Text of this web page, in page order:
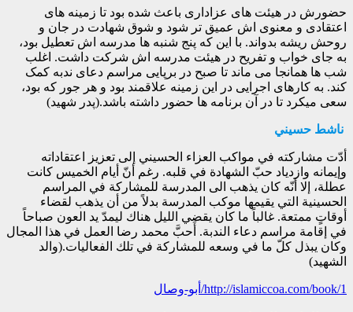
حضورش در هیئت های عزاداری باعث شده بود تا زمینه های
اعتقادی و معنوی اش عمیق تر شود و شوق شهادت در جان و
روحش ریشه بدواند. با این که پنج شنبه ها مدرسه اش تعطیل بود،
به جای خواب و تفریح در هیئت مدرسه اش شرکت داشت. اغلب
شب ها همانجا می ماند تا صبح در برپایی مراسم دعای ندبه کمک
کند. به کارهای اجرایی در این زمینه علاقمند بود و هر جور که بود،
سعی میکرد تا در آن برنامه ها حضور داشته باشد.(پدر شهید)
ناشط حسيني
أدّت مشاركته في مواكب العزاء الحسيني إلى تعزيز اعتقاداته
وإيمانه وازدياد حبّ الشهادة في قلبه. رغم أنّ أيام الخميس كانت
عطلة، إلا أنّه كان يذهب الى المدرسة للمشاركة في المراسم
الحسينية التي يقيمها موكب المدرسة بدلاً من أن يذهب لقضاء
أوقاتٍ ممتعة. غالباً ما كان يقضي الليل هناك ليمدّ يد العون صباحاً
في إقامة مراسم دعاء الندبة. أَحبَّ محمد رضا العمل في هذا المجال
وكان يبذل كلّ ما في وسعه للمشاركة في تلك الفعاليات.(والد
الشهيد)
http://islamiccoa.com/book/1/أبو-وصال